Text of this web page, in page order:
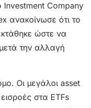
Investment Company
ανακοίνωσε ότι το
ώστε να
την αλλαγή
Οι μεγάλοι asset
στα ETFs